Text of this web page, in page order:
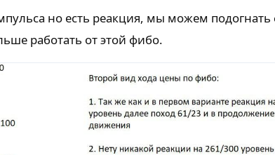
но есть реакция, мы можем
работать от этой фибо.